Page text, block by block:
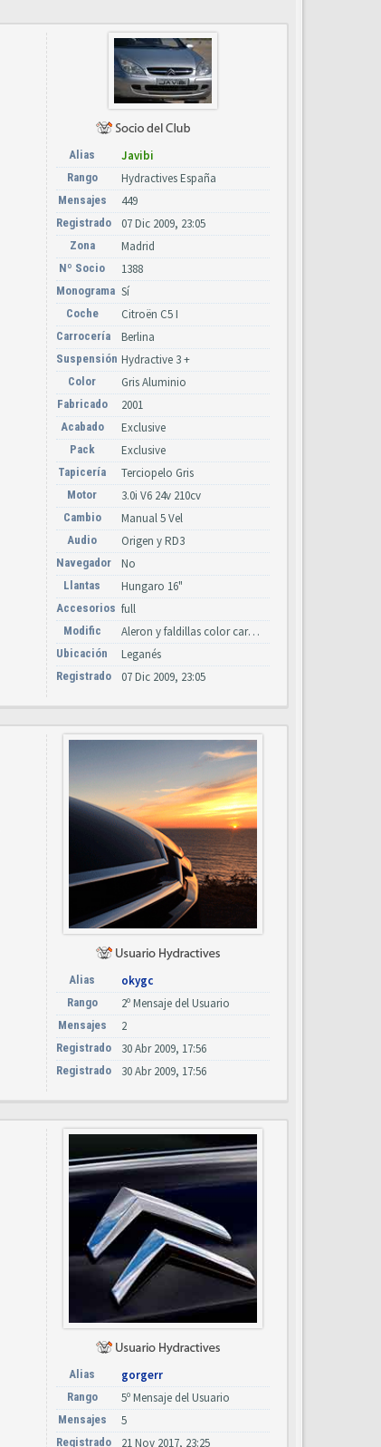
Alias Javibi
Rango Hydractives España
Mensajes 449
Registrado 07 Dic 2009, 23:05
Zona Madrid
Nº Socio 1388
Monograma Sí
Coche Citroën C5 I
Carrocería Berlina
Suspensión Hydractive 3 +
Color Gris Aluminio
Fabricado 2001
Acabado Exclusive
Pack Exclusive
Tapicería Terciopelo Gris
Motor 3.0i V6 24v 210cv
Cambio Manual 5 Vel
Audio Origen y RD3
Navegador No
Llantas Hungaro 16"
Accesorios full
Modific Aleron y faldillas color caroceria
Ubicación Leganés
Registrado 07 Dic 2009, 23:05
Alias okygc
Rango 2º Mensaje del Usuario
Mensajes 2
Registrado 30 Abr 2009, 17:56
Registrado 30 Abr 2009, 17:56
Alias gorgerr
Rango 5º Mensaje del Usuario
Mensajes 5
Registrado 21 Nov 2017, 23:25